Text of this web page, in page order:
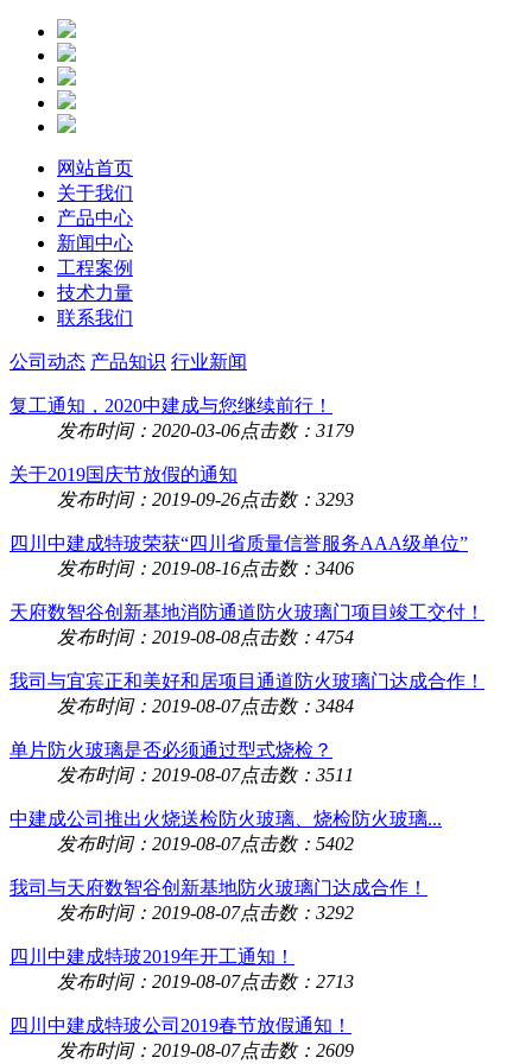
网站首页
关于我们
产品中心
新闻中心
工程案例
技术力量
联系我们
公司动态 产品知识 行业新闻
复工通知，2020中建成与您继续前行！
发布时间：2020-03-06点击数：3179
关于2019国庆节放假的通知
发布时间：2019-09-26点击数：3293
四川中建成特玻荣获“四川省质量信誉服务AAA级单位”
发布时间：2019-08-16点击数：3406
天府数智谷创新基地消防通道防火玻璃门项目竣工交付！
发布时间：2019-08-08点击数：4754
我司与宜宾正和美好和居项目通道防火玻璃门达成合作！
发布时间：2019-08-07点击数：3484
单片防火玻璃是否必须通过型式烧检？
发布时间：2019-08-07点击数：3511
中建成公司推出火烧送检防火玻璃、烧检防火玻璃...
发布时间：2019-08-07点击数：5402
我司与天府数智谷创新基地防火玻璃门达成合作！
发布时间：2019-08-07点击数：3292
四川中建成特玻2019年开工通知！
发布时间：2019-08-07点击数：2713
四川中建成特玻公司2019春节放假通知！
发布时间：2019-08-07点击数：2609